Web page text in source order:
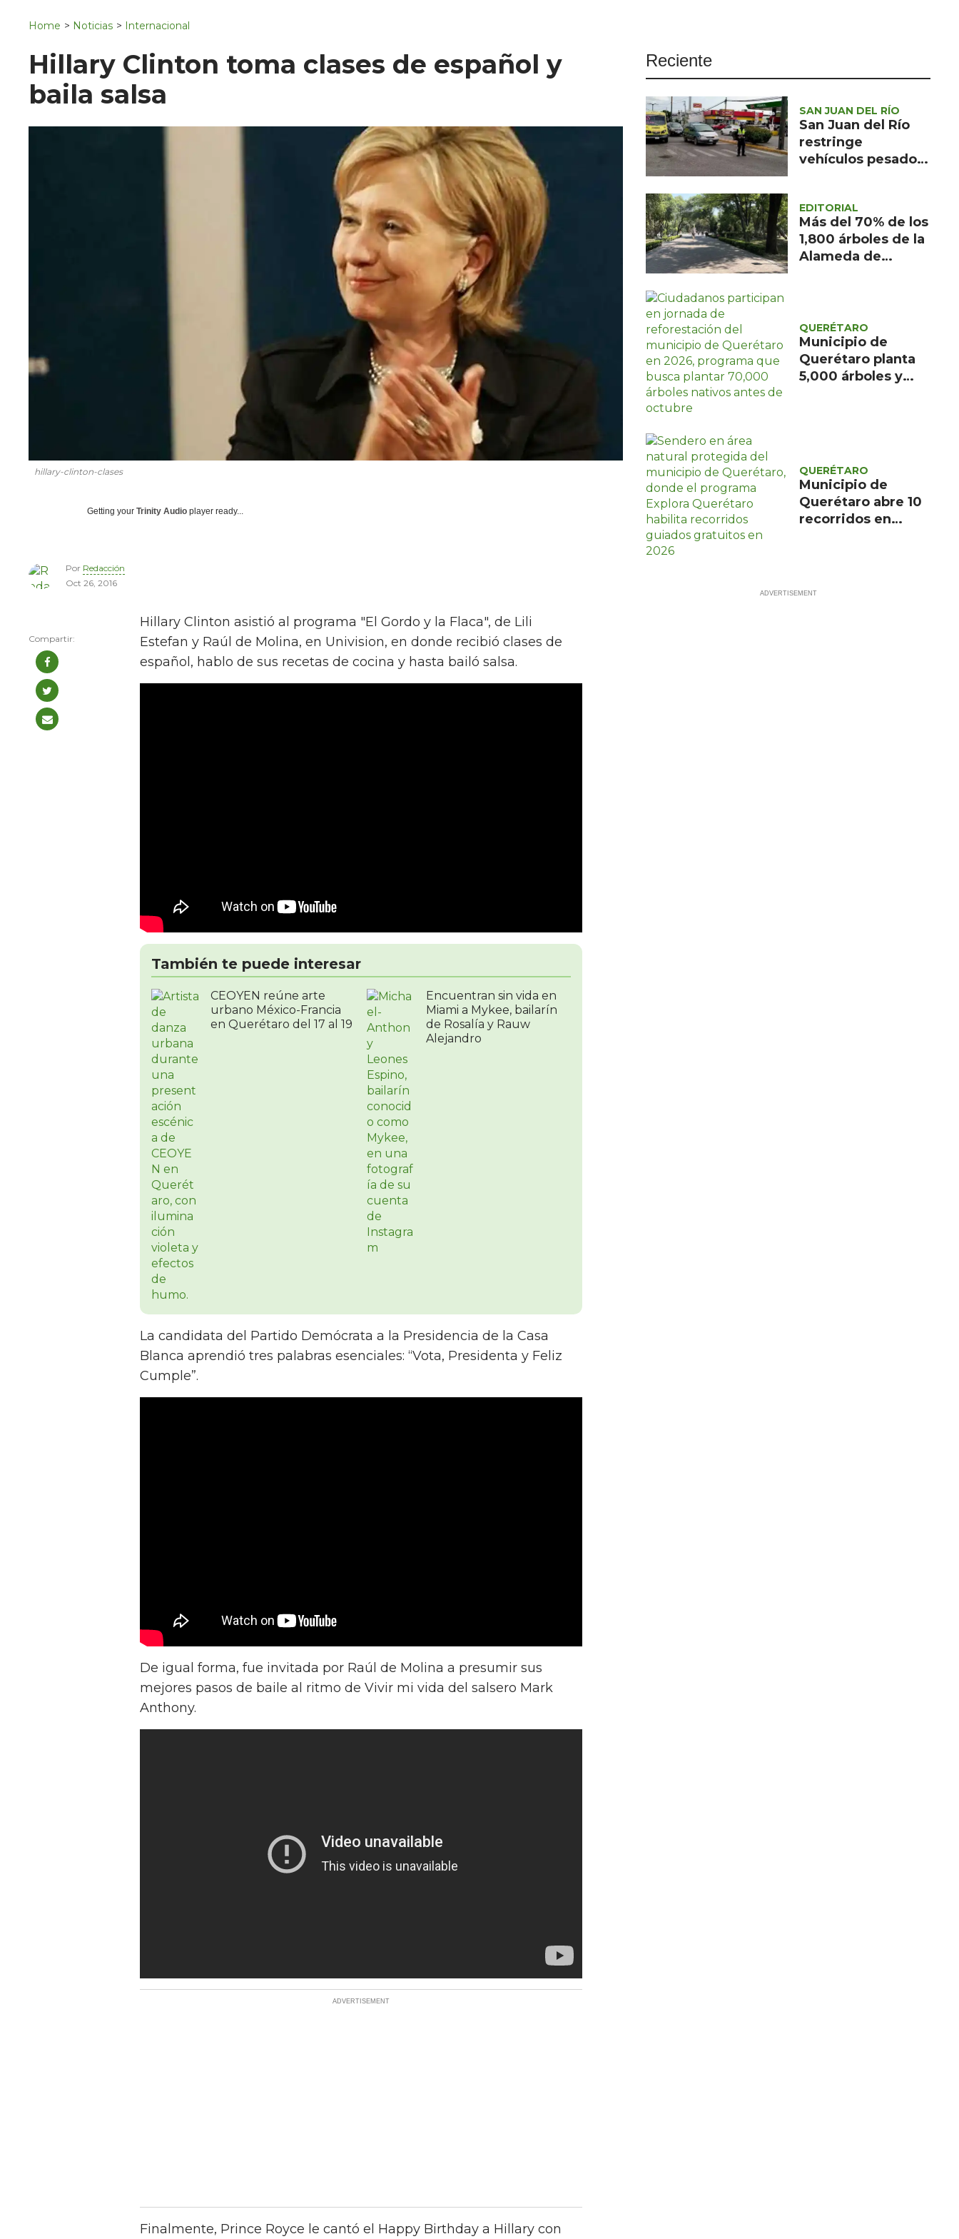
Política
Turismo
Asuntos Sociales
Estilo de vida
Home > Noticias > Internacional
Hillary Clinton toma clases de español y
baila salsa
hillary-clinton-clases
Getting your Trinity Audio player ready...
Por Redacción
Oct 26, 2016
Hillary Clinton asistió al programa "El Gordo y la Flaca", de Lili
Estefan y Raúl de Molina, en Univision, en donde recibió clases de
español, hablo de sus recetas de cocina y hasta bailó salsa.
También te puede interesar
CEOYEN reúne arte
urbano México-Francia
en Querétaro del 17 al 19
Encuentran sin vida en
Miami a Mykee, bailarín
de Rosalía y Rauw
Alejandro
La candidata del Partido Demócrata a la Presidencia de la Casa
Blanca aprendió tres palabras esenciales: “Vota, Presidenta y Feliz
Cumple”.
De igual forma, fue invitada por Raúl de Molina a presumir sus
mejores pasos de baile al ritmo de Vivir mi vida del salsero Mark
Anthony.
Finalmente, Prince Royce le cantó el Happy Birthday a Hillary con
Reciente
SAN JUAN DEL RÍO
San Juan del Río
restringe
vehículos pesados
EDITORIAL
Más del 70% de los
1,800 árboles de la
Alameda de
QUERÉTARO
Municipio de
Querétaro planta
5,000 árboles y
México
QUERÉTARO
Municipio de
Querétaro abre 10
recorridos en
inscritos